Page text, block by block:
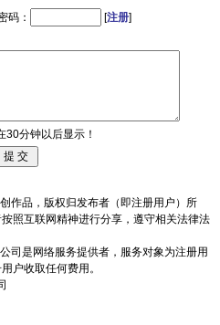
码： [注册]
30分钟以后显示！
作品，版权归发布者（即注册用户）所
照互联网精神进行分享，遵守相关法律法
司是网络服务提供者，服务对象为注册用
户收取任何费用。